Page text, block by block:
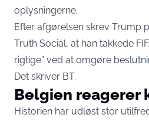
oplysningerne.
Efter afgørelsen skrev Trump
Truth Social, at han takkede
rigtige” ved at omgøre
Det skriver BT.
Belgien reagerer
Historien har udløst stor